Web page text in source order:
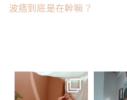
波痞到底是在幹嘛？